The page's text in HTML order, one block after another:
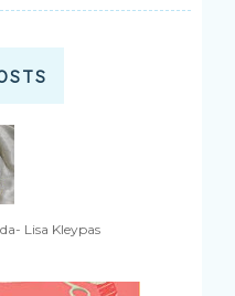
Lisa Kleypas